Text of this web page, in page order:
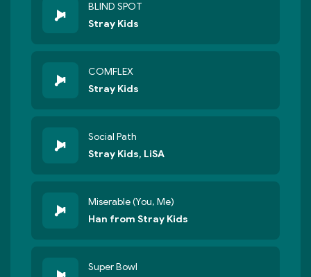
BLIND SPOT
Stray Kids
COMFLEX
Stray Kids
Social Path
Stray Kids, LiSA
Miserable (You, Me)
Han from Stray Kids
Super Bowl